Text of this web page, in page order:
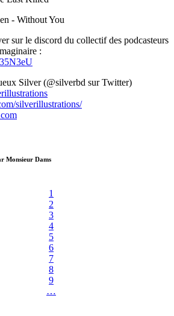
- Without You
sur le discord du collectif des podcasteurs
:
Silver (@silverbd sur Twitter)
silverillustrations/
Monsieur Dams
1
2
3
4
5
6
7
8
9
…